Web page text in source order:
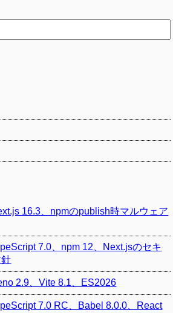
16.3、npmのpublish時マルウェア
7.0、npm 12、Next.jsのセキ
2.9、Vite 8.1、ES2026
7.0 RC、Babel 8.0.0、React